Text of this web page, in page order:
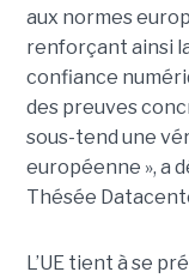
aux normes
renforçant ainsi
confiance
des preuves
sous-tend une
européenne », a
Thésée
L’UE tient à se